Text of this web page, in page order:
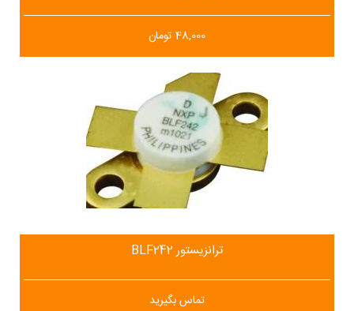
48,000 تومان
ترانزیستور BLF242
تماس بگیرید